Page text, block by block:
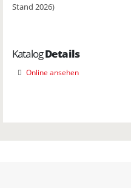
Stand 2026)
KatalogDetails
Online ansehen